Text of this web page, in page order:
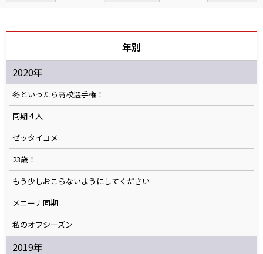
年別
2020年
冬といったら高校選手権！
同期４人
ゼッタイヨメ
23歳！
もう少しおこらないようにしてください
メニーナ同期
私のオフシーズン
2019年